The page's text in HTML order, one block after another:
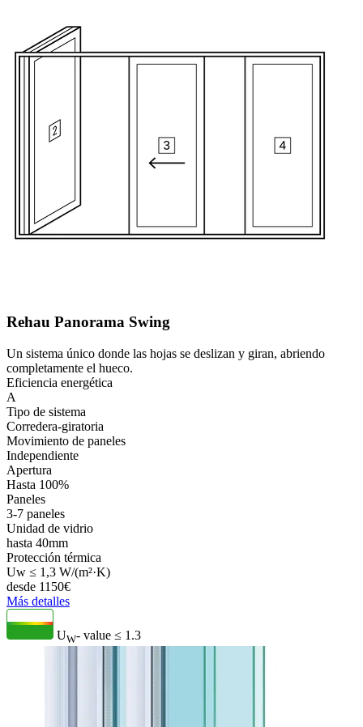
Rehau Panorama Swing
Un sistema único donde las hojas se deslizan y giran, abriendo
completamente el hueco.
Eficiencia energética
A
Tipo de sistema
Corredera-giratoria
Movimiento de paneles
Independiente
Apertura
Hasta 100%
Paneles
3-7 paneles
Unidad de vidrio
hasta 40mm
Protección térmica
Uw ≤ 1,3 W/(m²·K)
desde 1150€
Más detalles
UW- value ≤ 1.3